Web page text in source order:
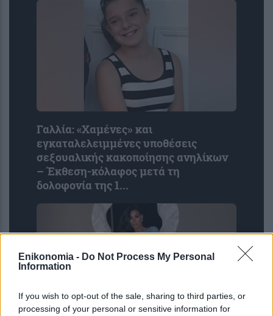
Enikonomia - Do Not Process My Personal
Information
If you wish to opt-out of the sale, sharing to third parties, or
processing of your personal or sensitive information for
Γαλλία: «Χαμένες» και
εγκαταλελειμμένες υποθέσεις
σεξουαλικής κακοποίησης ανηλίκων
– Έκθεση-κόλαφος μετά τη
δολοφονία της 1...